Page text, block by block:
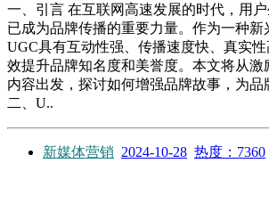
一、引言 在互联网高速发展的时代，用户
已成为品牌传播的重要力量。作为一种新
UGC具有互动性强、传播速度快、真实
效提升品牌知名度和美誉度。本文将从激
内容出发，探讨如何增强品牌故事，为品
二、U..
新媒体营销 2024-10-28 热度：7360